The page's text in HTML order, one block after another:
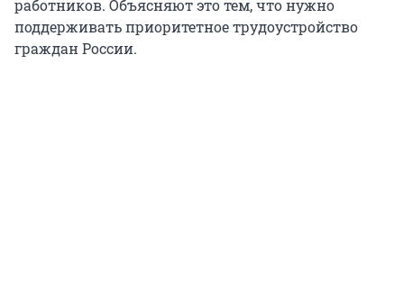
работников. Объясняют это тем, что нужно
поддерживать приоритетное трудоустройство
граждан России.